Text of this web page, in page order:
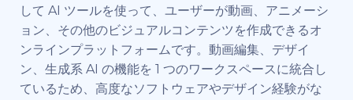
して AI ツールを使って、ユーザーが動画、アニメーシ
ョン、その他のビジュアルコンテンツを作成できるオ
ンラインプラットフォームです。動画編集、デザイ
ン、生成系 AI の機能を 1 つのワークスペースに統合し
ているため、高度なソフトウェアやデザイン経験がな